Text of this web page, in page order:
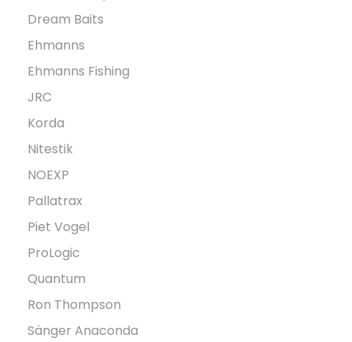
Dream Baits
Ehmanns
Ehmanns Fishing
JRC
Korda
Nitestik
NOEXP
Pallatrax
Piet Vogel
ProLogic
Quantum
Ron Thompson
Sänger Anaconda